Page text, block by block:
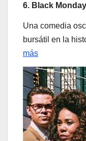
6. Black
Una comedia
bursátil en la
más